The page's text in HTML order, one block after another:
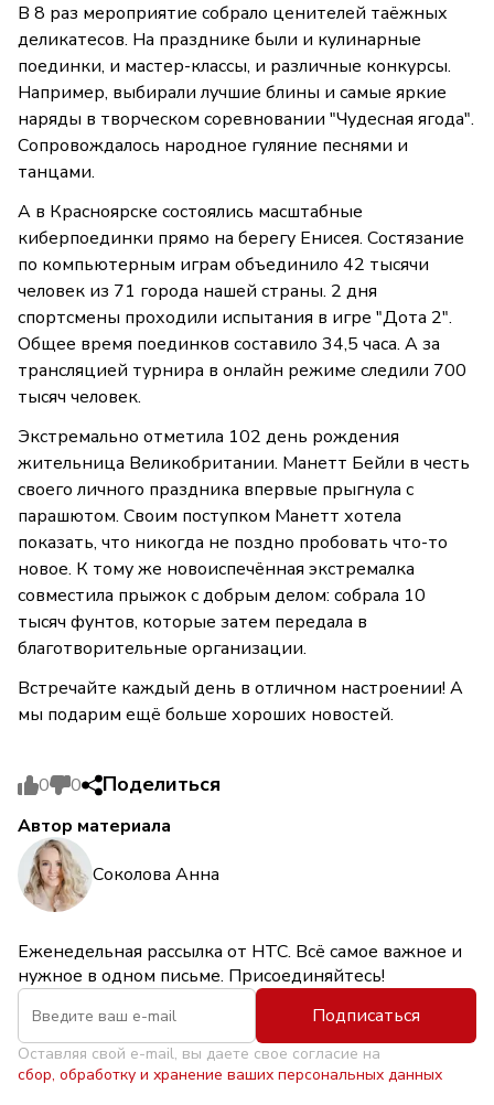
В 8 раз мероприятие собрало ценителей таёжных
деликатесов. На празднике были и кулинарные
поединки, и мастер-классы, и различные конкурсы.
Например, выбирали лучшие блины и самые яркие
наряды в творческом соревновании "Чудесная ягода".
Сопровождалось народное гуляние песнями и
танцами.
А в Красноярске состоялись масштабные
киберпоединки прямо на берегу Енисея. Состязание
по компьютерным играм объединило 42 тысячи
человек из 71 города нашей страны. 2 дня
спортсмены проходили испытания в игре "Дота 2".
Общее время поединков составило 34,5 часа. А за
трансляцией турнира в онлайн режиме следили 700
тысяч человек.
Экстремально отметила 102 день рождения
жительница Великобритании. Манетт Бейли в честь
своего личного праздника впервые прыгнула с
парашютом. Своим поступком Манетт хотела
показать, что никогда не поздно пробовать что-то
новое. К тому же новоиспечённая экстремалка
совместила прыжок с добрым делом: собрала 10
тысяч фунтов, которые затем передала в
благотворительные организации.
Встречайте каждый день в отличном настроении! А
мы подарим ещё больше хороших новостей.
0 0 Поделиться
Автор материала
Соколова Анна
Еженедельная рассылка от НТС. Всё самое важное и
нужное в одном письме. Присоединяйтесь!
Подписаться
Оставляя свой e-mail, вы даете свое согласие на
сбор, обработку и хранение ваших персональных данных